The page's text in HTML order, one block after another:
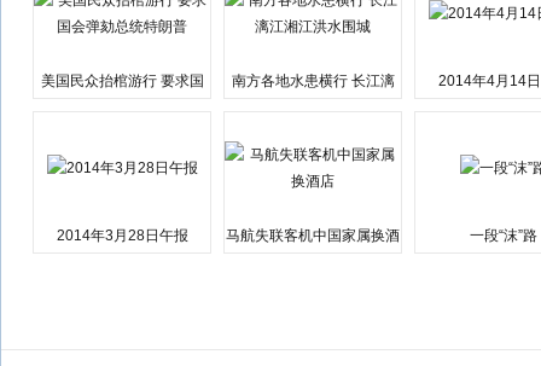
美国民众抬棺游行 要求国
南方各地水患横行 长江漓
2014年4月14
2014年3月28日午报
马航失联客机中国家属换酒
一段“沫”路